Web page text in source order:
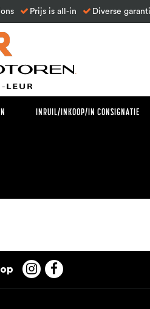
Prijs is all-in Diverse
INRUIL/INKOOP/IN CONSIGNATIE
 